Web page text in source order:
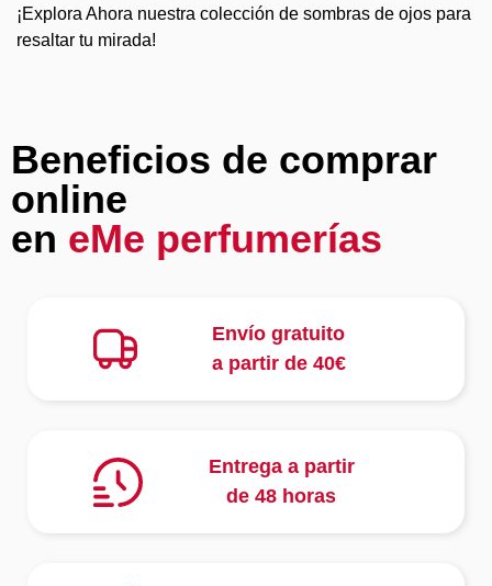
¡Explora Ahora nuestra colección de sombras de ojos para
resaltar tu mirada!
Beneficios de comprar
online
en eMe perfumerías
Envío gratuito
a partir de 40€
Entrega a partir
de 48 horas